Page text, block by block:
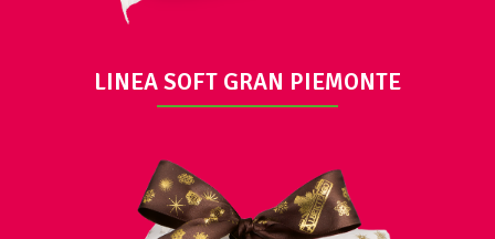
LINEA SOFT GRAN PIEMONTE